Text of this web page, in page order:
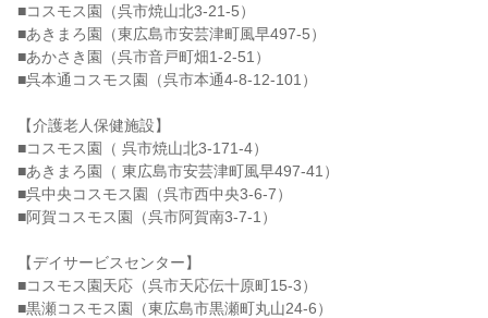
■コスモス園（呉市焼山北3-21-5）
■あきまろ園（東広島市安芸津町風早497-5）
■あかさき園（呉市音戸町畑1-2-51）
■呉本通コスモス園（呉市本通4-8-12-101）
【介護老人保健施設】
■コスモス園（ 呉市焼山北3-171-4）
■あきまろ園（ 東広島市安芸津町風早497-41）
■呉中央コスモス園（呉市西中央3-6-7）
■阿賀コスモス園（呉市阿賀南3-7-1）
【デイサービスセンター】
■コスモス園天応（呉市天応伝十原町15-3）
■黒瀬コスモス園（東広島市黒瀬町丸山24-6）